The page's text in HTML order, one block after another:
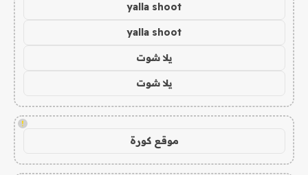
yalla shoot
yalla shoot
يلا شوت
يلا شوت
!
موقع كورة